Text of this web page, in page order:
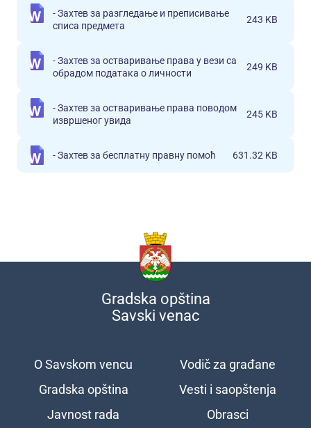
- Захтев за разгледање и преписивање
списа предмета
243 KB
- Захтев за остваривање права у вези са
обрадом података о личности
249 KB
- Захтев за остваривање права поводом
извршеног увида
245 KB
- Захтев за бесплатну правну помоћ 631.32 KB
Gradska opština
Savski venac
Подножје
O Savskom vencu
Gradska opština
Javnost rada
Vodič za građane
Vesti i saopštenja
Obrasci